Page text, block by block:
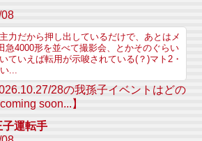
力だから押し出しているだけで、あとはメ
急4000形を並べて撮影会、とかそのぐらい
ていえば転用が示唆されている(？)マト2・
...
28の我孫子イベントはどの
soon...】
運転手